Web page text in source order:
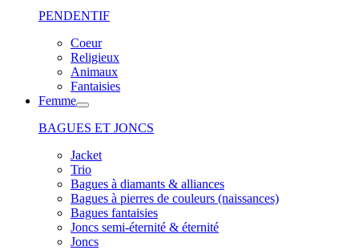
PENDENTIF
Coeur
Religieux
Animaux
Fantaisies
Femme
BAGUES ET JONCS
Jacket
Trio
Bagues à diamants & alliances
Bagues à pierres de couleurs (naissances)
Bagues fantaisies
Joncs semi-éternité & éternité
Joncs